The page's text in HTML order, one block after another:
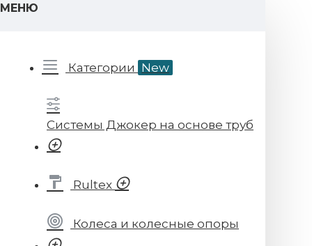
МЕНЮ
Категории New
Системы Джокер на основе труб
Rultex
Колеса и колесные опоры